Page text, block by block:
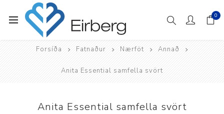
0
Forsíða Fatnaður Nærföt Annað
Anita Essential samfella svört
Anita Essential samfella svört